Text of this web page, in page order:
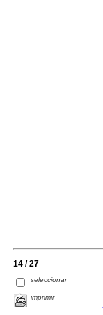
14 / 27
seleccionar
imprimir